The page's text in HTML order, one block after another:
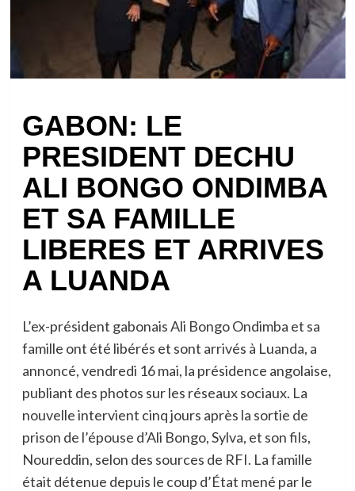
GABON: LE
PRESIDENT DECHU
ALI BONGO ONDIMBA
ET SA FAMILLE
LIBERES ET ARRIVES
A LUANDA
L’ex-président gabonais Ali Bongo Ondimba et sa
famille ont été libérés et sont arrivés à Luanda, a
annoncé, vendredi 16 mai, la présidence angolaise,
publiant des photos sur les réseaux sociaux. La
nouvelle intervient cinq jours après la sortie de
prison de l’épouse d’Ali Bongo, Sylva, et son fils,
Noureddin, selon des sources de RFI. La famille
était détenue depuis le coup d’État mené par le